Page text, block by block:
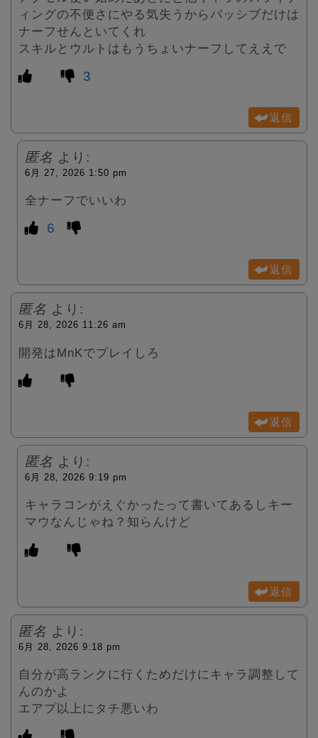
ィングの不便さにやる気失うからパッシブだけは
ナーフせんといてくれ
スキルとウルトはもうちょいナーフしてええで
3
返信
匿名 より:
6月 27, 2026 1:50 pm
全ナーフでいいわ
6
返信
匿名 より:
6月 28, 2026 11:26 am
開発はMnKでプレイしろ
返信
匿名 より:
6月 28, 2026 9:19 pm
キャラコンがえぐかったって書いてあるしキー
マウなんじゃね？知らんけど
返信
匿名 より:
6月 28, 2026 9:18 pm
自分が高ランクに行くためだけにキャラ調整して
んのかよ
エアプ以上にタチ悪いわ